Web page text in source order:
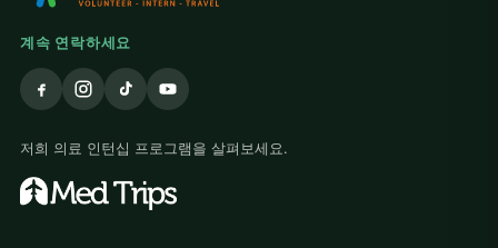
계속 연락하세요
저희 의료 인턴십 프로그램을 살펴보세요.